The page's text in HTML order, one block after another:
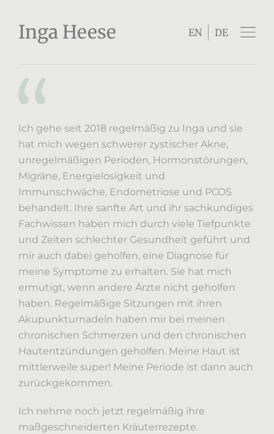
Inga Heese EN DE
Ich gehe seit 2018 regelmäßig zu Inga und sie
hat mich wegen schwerer zystischer Akne,
unregelmäßigen Perioden, Hormonstörungen,
Migräne, Energielosigkeit und
Immunschwäche, Endometriose und PCOS
behandelt. Ihre sanfte Art und ihr sachkundiges
Fachwissen haben mich durch viele Tiefpunkte
und Zeiten schlechter Gesundheit geführt und
mir auch dabei geholfen, eine Diagnose für
meine Symptome zu erhalten. Sie hat mich
ermutigt, wenn andere Ärzte nicht geholfen
haben. Regelmäßige Sitzungen mit ihren
Akupunkturnadeln haben mir bei meinen
chronischen Schmerzen und den chronischen
Hautentzündungen geholfen. Meine Haut ist
mittlerweile super! Meine Periode ist dann auch
zurückgekommen.
Ich nehme noch jetzt regelmäßig ihre
maßgeschneiderten Kräuterrezepte.